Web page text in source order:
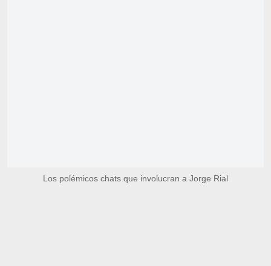
Los polémicos chats que involucran a Jorge Rial